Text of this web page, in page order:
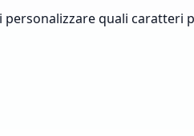
quali caratteri